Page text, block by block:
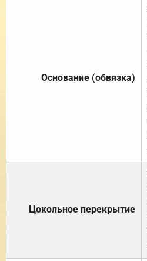
Основание (обвязка)
Цокольное перекрытие